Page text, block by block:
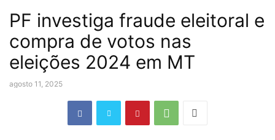
PF investiga fraude eleitoral e
compra de votos nas
eleições 2024 em MT
agosto 11, 2025